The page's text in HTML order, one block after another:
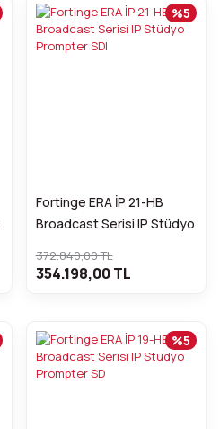
Fortinge ERA İP 21-HB
Broadcast Serisi IP Stüdyo
%5
372.840,00 TL
354.198,00 TL
%5